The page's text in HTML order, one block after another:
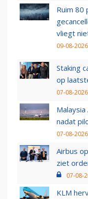
Ruim 80
vliegt
09-08-
Staking
op
07-08-
nadat
07-08-
Airbus
ziet
07-08-
KLM